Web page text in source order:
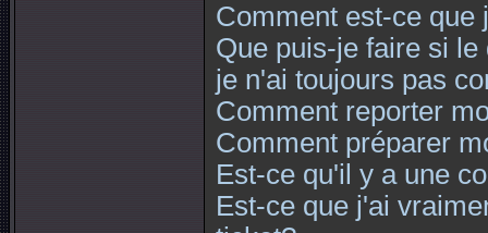
Comment est-ce que
Que puis-je faire si
je n'ai toujours pas
Comment reporter
Comment préparer
Est-ce qu'il y a une
Est-ce que j'ai